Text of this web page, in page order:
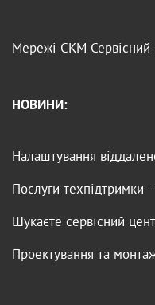
Мережі СКМ
НОВИНИ:
Налаштування
Послуги техпідтримки
Шукаєте сервісний
Проектування та